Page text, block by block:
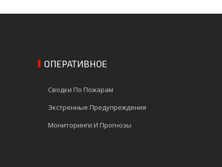
ОПЕРАТИВНОЕ
Сводки По Пожарам
Экстренные Предупреждения
Мониторинги И Прогнозы